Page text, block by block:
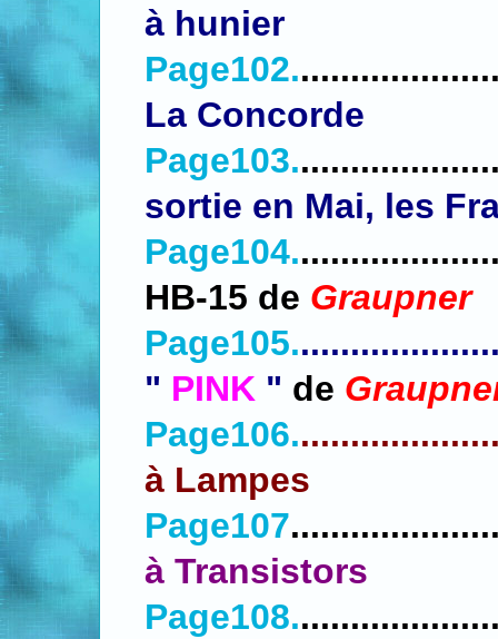
à hunier
Page102.
La Concorde
Page103.
sortie en Mai, les
Page104.
HB-15 de Graupner
Page105.
" PINK " de
Page106.
à Lampes
Page107
à Transistors
Page108.